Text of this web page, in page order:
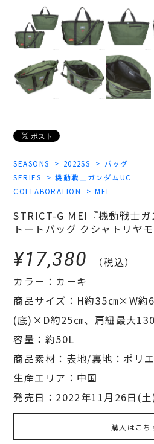
SEASONS 2022SS
バッグ
SERIES
機動戦士ガンダムUC
COLLABORATION
MEI
STRICT-G MEI『機動戦士ガ
トートバッグ クシャトリヤ
¥17,380
（税込）
カラー：カーキ
商品サイズ：H約35㎝×W約
(底)×D約25㎝、肩紐最大
容量：約50L
商品素材：表地/裏地：ポリ
生産エリア：中国
発売日：2022年11月26日(土
購入はこち